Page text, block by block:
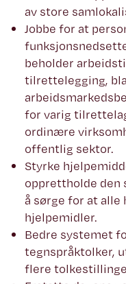
av store
Jobbe for at
beholder
tilrettelegging,
for varig
ordinære
offentlig sektor.
Styrke
opprettholde den
å sørge for at
hjelpemidler.
Bedre systemet
tegnspråktolker,
flere